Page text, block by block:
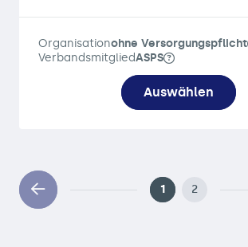
Organisationohne Versorgungspflicht
VerbandsmitgliedASPS
Auswählen
1 2